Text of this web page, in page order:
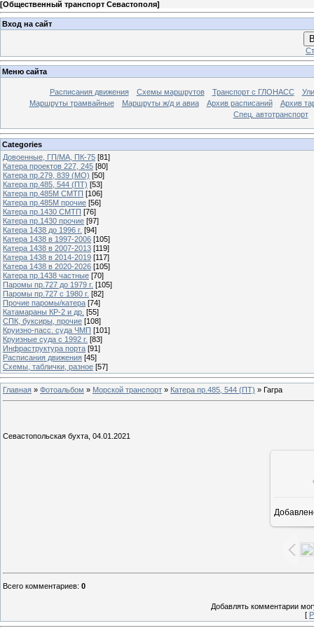
[Общественный транспорт Севастополя]
Вход на сайт
Меню сайта
Расписания движения Схемы маршрутов Транспорт с ГЛОНАСС
Маршруты трамвайные
Маршруты ж/д и авиа Архив расписаний
Архив
Спец. автотранспорт
Categories
Довоенные, ГП/МА, ПК-75 [81]
Катера проектов 227, 245 [80]
Катера пр.279, 839 (МО) [50]
Катера пр.485, 544 (ПТ) [53]
Катера пр.485М СМТП [106]
Катера пр.485М прочие [56]
Катера пр.1430 СМТП [76]
Катера пр.1430 прочие [97]
Катера 1438 до 1996 г. [94]
Катера 1438 в 1997-2006 [105]
Катера 1438 в 2007-2013 [119]
Катера 1438 в 2014-2019 [117]
Катера 1438 в 2020-2026 [105]
Катера пр.1438 частные [70]
Паромы пр.727 до 1979 г. [105]
Паромы пр.727 с 1980 г. [82]
Прочие паромы/катера [74]
Катамараны КР-2 и др. [55]
СПК, буксиры, прочие [108]
Круизно-пасс. суда ЧМП [101]
Круизные суда с 1992 г. [83]
Инфраструктура порта [91]
Расписания движения [45]
Схемы, таблички, разное [57]
Главная » Фотоальбом » Морской транспорт » Катера пр.485, 544 (ПТ) » Гагра
Севастопольская бухта, 04.01.2021
Всего комментариев: 0
Добавлять комментарии
[